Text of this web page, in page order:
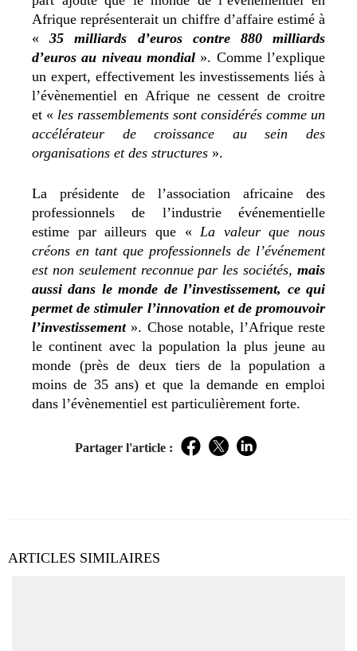
Afrique représenterait un chiffre d’affaire estimé à
«35 milliards d’euros contre 880 milliards
d’euros au niveau mondial ». Comme l’explique
un expert, effectivement les investissements liés à
l’évènementiel en Afrique ne cessent de croitre
et « les rassemblements sont considérés comme un
accélérateur de croissance au sein des
organisations et des structures ».
La présidente de l’association africaine des
professionnels de l’industrie événementielle
estime par ailleurs que «La valeur que nous
créons en tant que professionnels de l’événement
est non seulement reconnue par les sociétés, mais
aussi dans le monde de l’investissement, ce qui
permet de stimuler l’innovation et de promouvoir
l’investissement». Chose notable, l’Afrique reste
le continent avec la population la plus jeune au
monde (près de deux tiers de la population a
moins de 35 ans) et que la demande en emploi
dans l’évènementiel est particulièrement forte.
Partager l'article : Facebook
TwitterLinkedIn
ARTICLES SIMILAIRES